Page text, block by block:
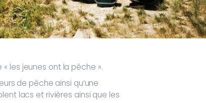
les jeunes ont la pêche ».
de pêche ainsi qu’une
lacs et rivières ainsi que les